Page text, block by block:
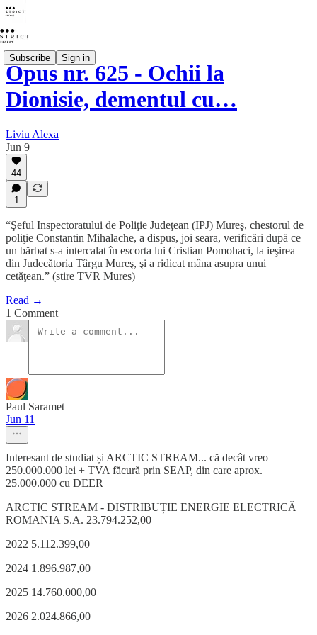
Subscribe Sign in
Opus nr. 625 - Ochii la
Dionisie, dementul cu…
Liviu Alexa
Jun 9
44
1
“Şeful Inspectoratului de Poliţie Judeţean (IPJ) Mureş, chestorul de
poliţie Constantin Mihalache, a dispus, joi seara, verificări după ce
un bărbat s-a intercalat în escorta lui Cristian Pomohaci, la ieşirea
din Judecătoria Târgu Mureş, şi a ridicat mâna asupra unui
cetăţean.” (stire TVR Mures)
Read →
1 Comment
Paul Saramet
Jun 11
Interesant de studiat și ARCTIC STREAM... că decât vreo
250.000.000 lei + TVA făcură prin SEAP, din care aprox.
25.000.000 cu DEER
ARCTIC STREAM - DISTRIBUȚIE ENERGIE ELECTRICĂ
ROMANIA S.A. 23.794.252,00
2022 5.112.399,00
2024 1.896.987,00
2025 14.760.000,00
2026 2.024.866,00